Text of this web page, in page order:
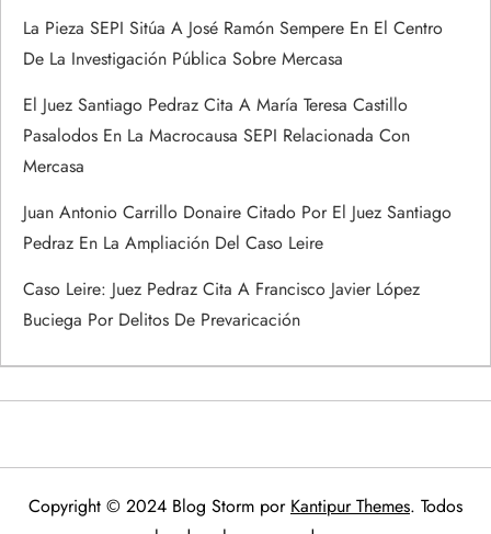
La Pieza SEPI Sitúa A José Ramón Sempere En El Centro
De La Investigación Pública Sobre Mercasa
El Juez Santiago Pedraz Cita A María Teresa Castillo
Pasalodos En La Macrocausa SEPI Relacionada Con
Mercasa
Juan Antonio Carrillo Donaire Citado Por El Juez Santiago
Pedraz En La Ampliación Del Caso Leire
Caso Leire: Juez Pedraz Cita A Francisco Javier López
Buciega Por Delitos De Prevaricación
Copyright © 2024 Blog Storm por Kantipur Themes. Todos